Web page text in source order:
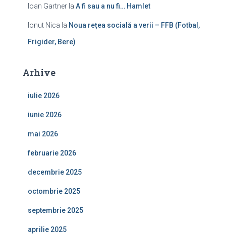
Ioan Gartner la A fi sau a nu fi… Hamlet
Ionut Nica la Noua rețea socială a verii – FFB (Fotbal,
Frigider, Bere)
Arhive
iulie 2026
iunie 2026
mai 2026
februarie 2026
decembrie 2025
octombrie 2025
septembrie 2025
aprilie 2025